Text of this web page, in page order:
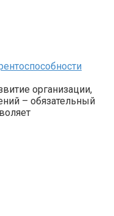
организации,
– обязательный